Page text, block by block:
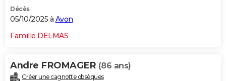
Décès
05/10/2025 à Avon
Famille DELMAS
Andre FROMAGER (86 ans)
Créer une cagnotte obsèques